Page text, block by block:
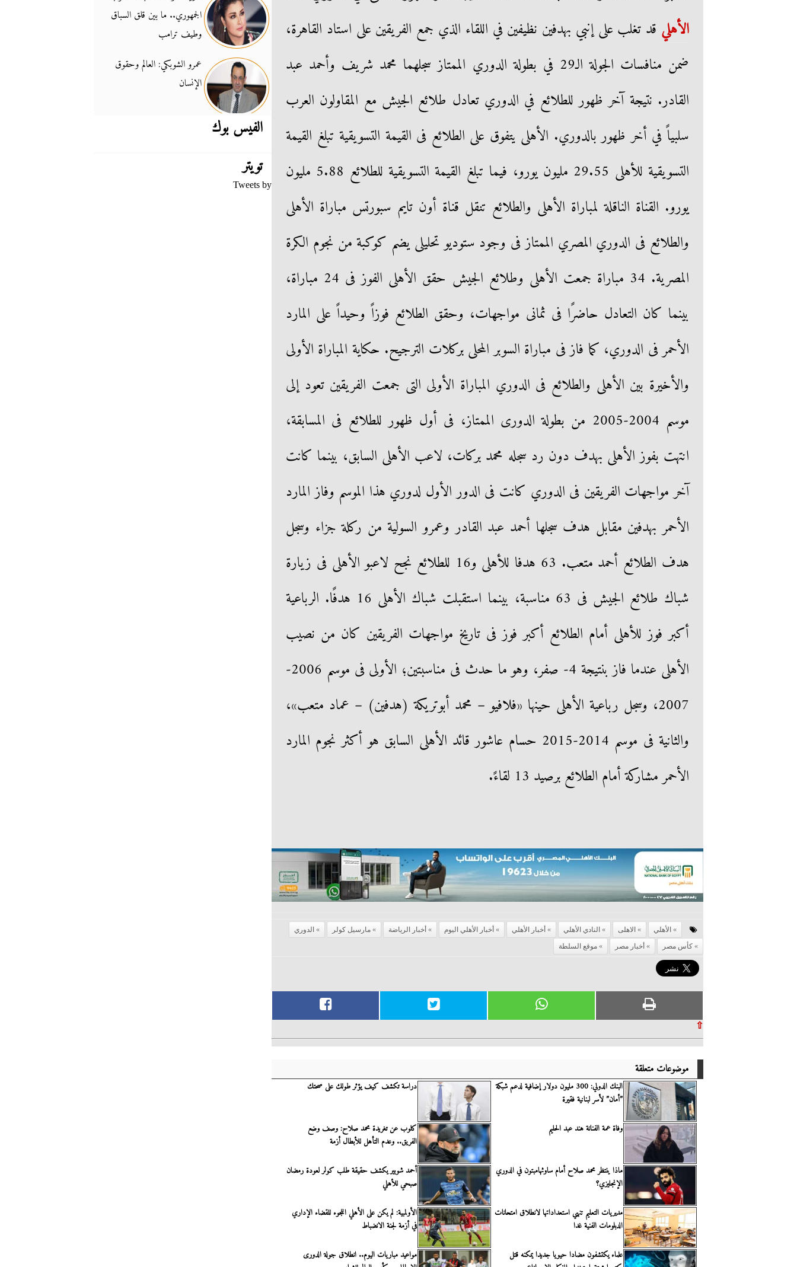
الأهلي قد تغلب على إنبي بهدفين نظيفين في اللقاء الذي جمع الفريقين على استاد القاهرة،
ضمن منافسات الجولة الـ29 في بطولة الدوري الممتاز سجلهما محمد شريف وأحمد عبد
القادر. نتيجة آخر ظهور للطلائع في الدوري تعادل طلائع الجيش مع المقاولون العرب
سلبياً في أخر ظهور بالدوري. الأهلى يتفوق على الطلائع فى القيمة التسويقية تبلغ القيمة
التسويقية للأهلى 29.55 مليون يورو، فيما تبلغ القيمة التسويقية للطلائع 5.88 مليون
يورو. القناة الناقلة لمباراة الأهلى والطلائع تنقل قناة أون تايم سبورتس مباراة الأهلى
والطلائع فى الدوري المصري الممتاز فى وجود ستوديو تحليلى يضم كوكبة من نجوم الكرة
المصرية. 34 مباراة جمعت الأهلى وطلائع الجيش حقق الأهلى الفوز فى 24 مباراة،
بينما كان التعادل حاضرًا فى ثمانى مواجهات، وحقق الطلائع فوزاً وحيداً على المارد
الأحمر فى الدوري، كما فاز فى مباراة السوبر المحلى بركلات الترجيح. حكاية المباراة الأولى
والأخيرة بين الأهلى والطلائع فى الدوري المباراة الأولى التى جمعت الفريقين تعود إلى
موسم 2004-2005 من بطولة الدورى الممتاز، فى أول ظهور للطلائع فى المسابقة،
انتهت بفوز الأهلى بهدف دون رد سجله محمد بركات، لاعب الأهلى السابق، بينما كانت
آخر مواجهات الفريقين فى الدوري كانت فى الدور الأول لدوري هذا الموسم وفاز المارد
الأحمر بهدفين مقابل هدف سجلها أحمد عبد القادر وعمرو السولية من ركلة جزاء وسجل
هدف الطلائع أحمد متعب. 63 هدفا للأهلى و16 للطلائع نجح لاعبو الأهلى فى زيارة
شباك طلائع الجيش فى 63 مناسبة، بينما استقبلت شباك الأهلى 16 هدفًا. الرباعية
أكبر فوز للأهلى أمام الطلائع أكبر فوز فى تاريخ مواجهات الفريقين كان من نصيب
الأهلى عندما فاز بنتيجة 4- صفر، وهو ما حدث فى مناسبتين؛ الأولى فى موسم 2006-
2007، وسجل رباعية الأهلى حينها «فلافيو – محمد أبوتريكة (هدفين) – عماد متعب»،
والثانية فى موسم 2014-2015 حسام عاشور قائد الأهلى السابق هو أكثر نجوم المارد
الأحمر مشاركة أمام الطلائع برصيد 13 لقاءً.
الأهلي الاهلى النادي الأهلي أخبار الأهلي أخبار الأهلي اليوم أخبار الرياضة مارسيل كولر
الدوري
كأس مصر
أخبار مصر موقع السلطة
⇧
موضوعات متعلقة
البنك الدولي: 300 مليون دولار إضافية لدعم شبكة
”أمان” لأسر لبنانية فقيرة
دراسة تكشف كيف يؤثر طولك على صحتك
وفاة عمة الفنانة هند عبد الحليم
كلوب عن تغريدة محمد صلاح: وصف وضع
الفريق.. وعدم التأهل للأبطال أزمة
ماذا ينتظر محمد صلاح أمام ساوثهامبتون في الدوري
الإنجليزي؟
أحمد شوبير يكشف حقيقة طلب كولر لعودة رمضان
صبحي للأهلي
مديريات التعليم تنهي استعداداتها لانطلاق امتحانات
الدبلومات الفنية غدا
الأولمبية: لم يكن على الأهلي اللجوء للقضاء الإداري
في أزمة لجنة الانضباط
علماء يكتشفون مضادا حيويا جديدا يمكنه قتل
مواعيد مباريات اليوم.. انطلاق جولة الدورى
الجمهوري.. ما بين قلق السباق
وطيف ترامب
عمرو الشوبكي: العالم وحقوق
الإنسان
الفيس بوك
تويتر
Tweets by